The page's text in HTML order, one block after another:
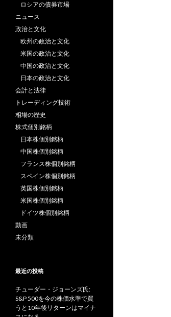
ロシアの債券市場
ニュース
政治と文化
欧州の政治と文化
米国の政治と文化
中国の政治と文化
日本の政治と文化
会計と法律
トレーディング技術
相場の歴史
株式個別銘柄
日本株個別銘柄
中国株個別銘柄
フランス株個別銘柄
スペイン株個別銘柄
英国株個別銘柄
米国株個別銘柄
ドイツ株個別銘柄
動画
未分類
最近の投稿
チューダー・ジョーンズ氏:
S&P 500を今の株価水準で買
うと10年後リターンはマイナ